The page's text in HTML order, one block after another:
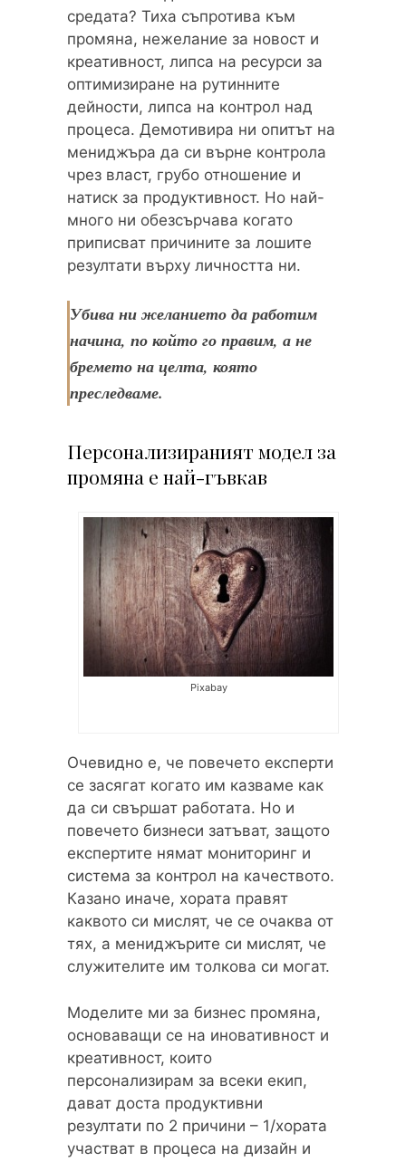
средата? Тиха съпротива към
промяна, нежелание за новост и
креативност, липса на ресурси за
оптимизиране на рутинните
дейности, липса на контрол над
процеса. Демотивира ни опитът на
мениджъра да си върне контрола
чрез власт, грубо отношение и
натиск за продуктивност. Но най-
много ни обезсърчава когато
приписват причините за лошите
резултати върху личността ни.
Убива ни желанието да работим
начина, по който го правим, а не
бремето на целта, която
преследваме.
Персонализираният модел за
промяна е най-гъвкав
Pixabay
Очевидно е, че повечето експерти
се засягат когато им казваме как
да си свършат работата. Но и
повечето бизнеси затъват, защото
експертите нямат мониторинг и
система за контрол на качеството.
Казано иначе, хората правят
каквото си мислят, че се очаква от
тях, а мениджърите си мислят, че
служителите им толкова си могат.
Моделите ми за бизнес промяна,
основаващи се на иновативност и
креативност, които
персонализирам за всеки екип,
дават доста продуктивни
резултати по 2 причини – 1/хората
участват в процеса на дизайн и